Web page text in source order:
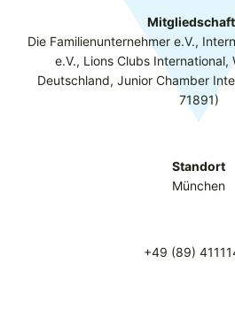
Die Familienunternehmer e.V.,
e.V., Lions Clubs International,
Deutschland, Junior Chamber
71891)
Standort
München
+49 (89)